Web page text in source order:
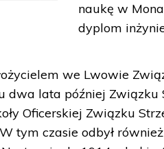
naukę w
dyplom
we Lwowie
dwa lata później Związku
Oficerskiej Związku
tym czasie odbył